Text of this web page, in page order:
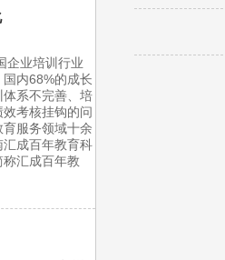
企业培训行业
内68%的成长
系不完善、培
考核挂钩的问
服务领域十余
成百年教育科
汇成百年教